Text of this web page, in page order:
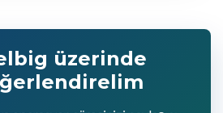
üzerinde